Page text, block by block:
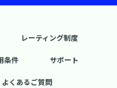
レーティング制度
条件 サポート
よくあるご質問